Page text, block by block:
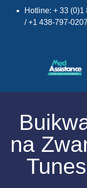
Hotline: + 33
/ +1 438-797-0207
na